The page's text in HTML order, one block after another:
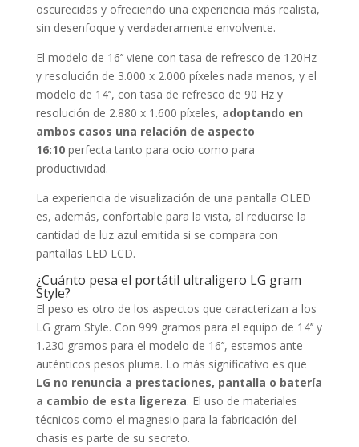
oscurecidas y ofreciendo una experiencia más realista,
sin desenfoque y verdaderamente envolvente.
El modelo de 16’’ viene con tasa de refresco de 120Hz
y resolución de 3.000 x 2.000 píxeles nada menos, y el
modelo de 14’’, con tasa de refresco de 90 Hz y
resolución de 2.880 x 1.600 píxeles, adoptando en
ambos casos una relación de aspecto
16:10perfecta tanto para ocio como para
productividad.
La experiencia de visualización de una pantalla OLED
es, además, confortable para la vista, al reducirse la
cantidad de luz azul emitida si se compara con
pantallas LED LCD.
¿Cuánto pesa el portátil ultraligero LG gram
Style?
El peso es otro de los aspectos que caracterizan a los
LG gram Style. Con 999 gramos para el equipo de 14’’ y
1.230 gramos para el modelo de 16’’, estamos ante
auténticos pesos pluma. Lo más significativo es que
LG no renuncia a prestaciones, pantalla o batería
a cambio de esta ligereza. El uso de materiales
técnicos como el magnesio para la fabricación del
chasis es parte de su secreto.